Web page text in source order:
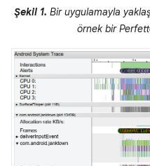
Şekil 1. Bir uygulamayla
örnek bir